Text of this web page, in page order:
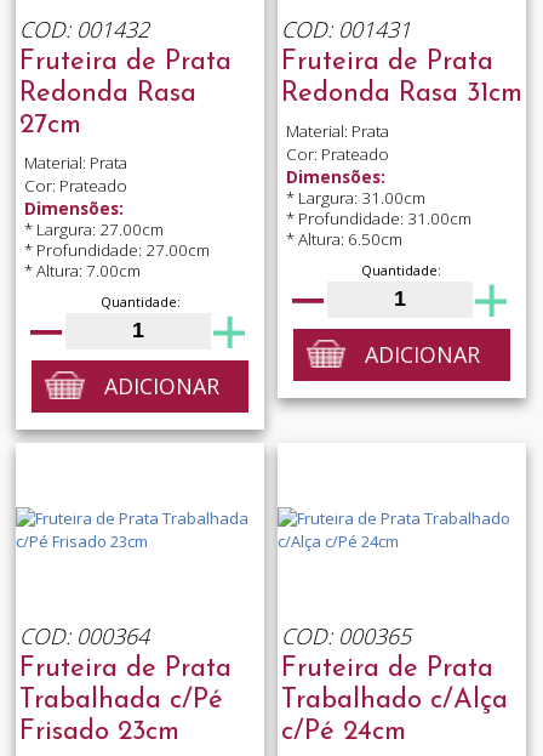
COD: 001432
Fruteira de Prata
Redonda Rasa
27cm
Material: Prata
Cor: Prateado
Dimensões:
* Largura: 27.00cm
* Profundidade: 27.00cm
* Altura: 7.00cm
Quantidade:
ADICIONAR
COD: 001431
Fruteira de Prata
Redonda Rasa 31cm
Material: Prata
Cor: Prateado
Dimensões:
* Largura: 31.00cm
* Profundidade: 31.00cm
* Altura: 6.50cm
Quantidade:
ADICIONAR
COD: 000364
Fruteira de Prata
Trabalhada c/Pé
Frisado 23cm
COD: 000365
Fruteira de Prata
Trabalhado c/Alça
c/Pé 24cm